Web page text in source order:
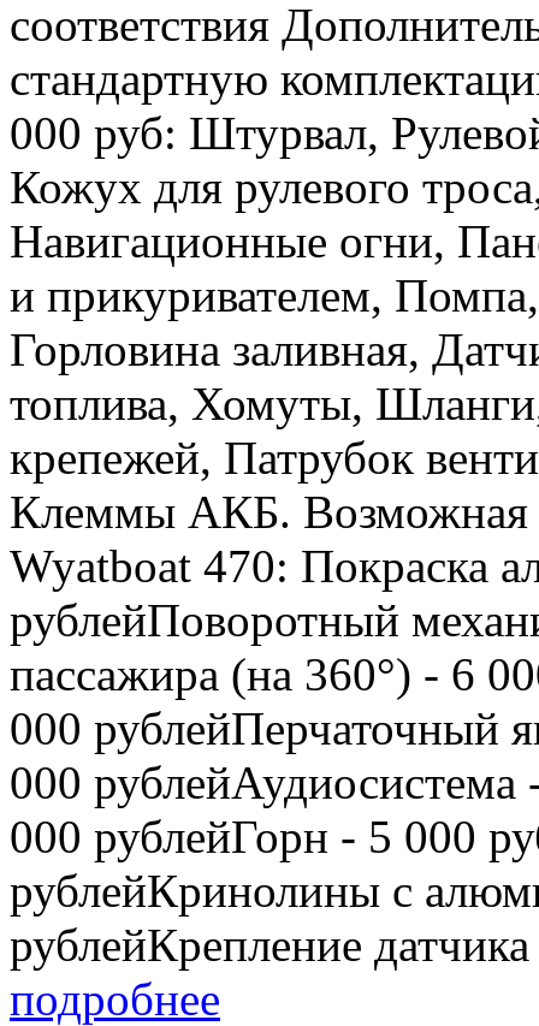
соответствия
стандартную
000 руб: Штурвал,
Кожух для рулевого
Навигационные огни,
и прикуривателем,
Горловина заливная,
топлива, Хомуты,
крепежей, Патрубок
Клеммы АКБ. Возможная
Wyatboat 470: Покраска
рублейПоворотный
пассажира (на 360°) - 6
000 рублейПерчаточный
000
000 рублейГорн - 5 000
рублейКринолины с
рублейКрепление
подробнее